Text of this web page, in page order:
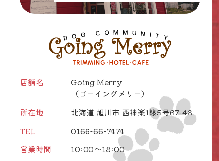
店舗名
Going Merry
（ゴーイングメリー）
所在地
北海道 旭川市 西神楽1線5号67-46
TEL
0166-66-7474
営業時間
10:00～18:00